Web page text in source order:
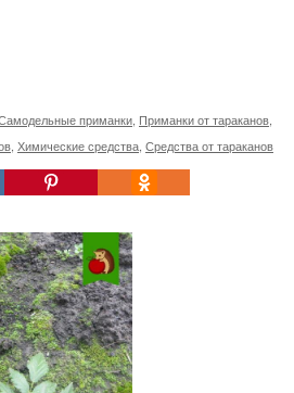
приманки Приманки от тараканов
Химические средства Средства от тараканов